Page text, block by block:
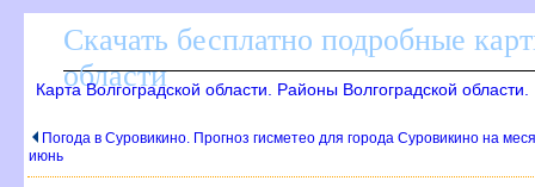
Скачать бесплатно подробные
области
Карта Волгоградской области. Районы Волгоградской
Погода в Суровикино. Прогноз гисметео для города Суровикино на
июнь